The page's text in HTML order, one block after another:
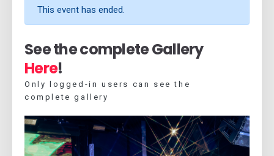
This event has ended.
See the complete Gallery
Here!
Only logged-in users can see the
complete gallery